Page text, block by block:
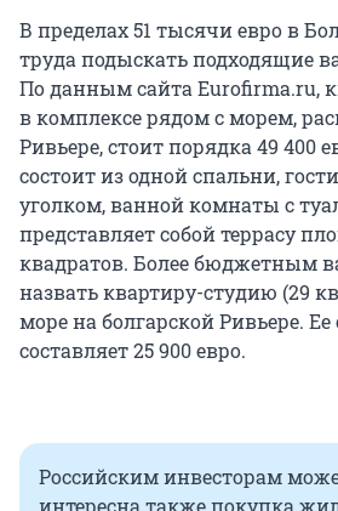
В пределах 51 тысячи евро в
труда подыскать подходящие
По данным сайта Eurofirma.ru,
в комплексе рядом с морем,
Ривьере, стоит порядка 49 400
состоит из одной спальни,
уголком, ванной комнаты с
представляет собой террасу
квадратов. Более бюджетным
назвать квартиру-студию (29
море на болгарской Ривьере. Ее
составляет 25 900 евро.
Российским инвесторам
интересна также покупка